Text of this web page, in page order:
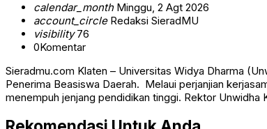
calendar_monthMinggu, 2 Agt 2026
account_circleRedaksi SieradMU
visibility76
0Komentar
Sieradmu.com Klaten – Universitas Widya Dharma
Penerima Beasiswa Daerah. Melaui perjanjian
menempuh jenjang pendidikan tinggi. Rektor